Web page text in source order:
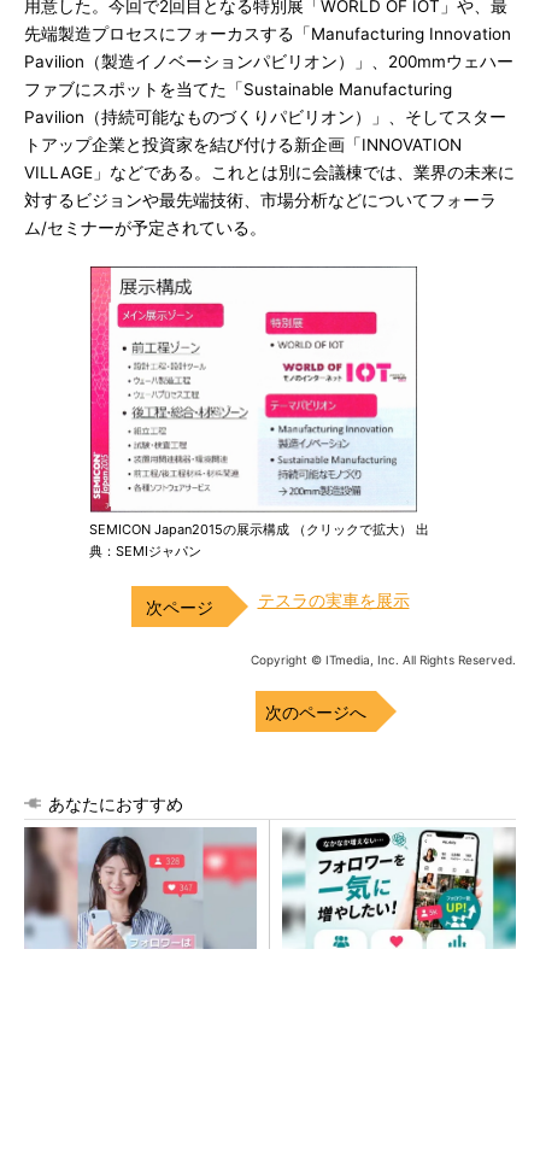
用意した。今回で2回目となる特別展「WORLD OF IOT」や、最
先端製造プロセスにフォーカスする「Manufacturing Innovation
Pavilion（製造イノベーションパビリオン）」、200mmウェハー
ファブにスポットを当てた「Sustainable Manufacturing
Pavilion（持続可能なものづくりパビリオン）」、そしてスター
トアップ企業と投資家を結び付ける新企画「INNOVATION
VILLAGE」などである。これとは別に会議棟では、業界の未来に
対するビジョンや最先端技術、市場分析などについてフォーラ
ム/セミナーが予定されている。
SEMICON Japan2015の展示構成 （クリックで拡大） 出
典：SEMIジャパン
テスラの実車を展示
Copyright © ITmedia, Inc. All Rights Reserved.
次のページへ
あなたにおすすめ